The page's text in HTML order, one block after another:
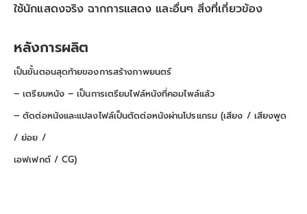
ใช้นักแสดงจริง ฉากการแสดง และอื่นๆ สิ่งที่เกี่ยวข้อง
หลังการผลิต
เป็นขั้นตอนสุดท้ายของการสร้างภาพยนตร์
– เตรียมหนัง – เป็นการเตรียมไฟล์หนังที่คอมไพล์แล้ว
– ตัดต่อหนังและแปลงไฟล์เป็นตัดต่อหนังผ่านโปรแกรม (เสียง / เสียงพูด
/ ย่อย /
เอฟเฟกต์ / CG)